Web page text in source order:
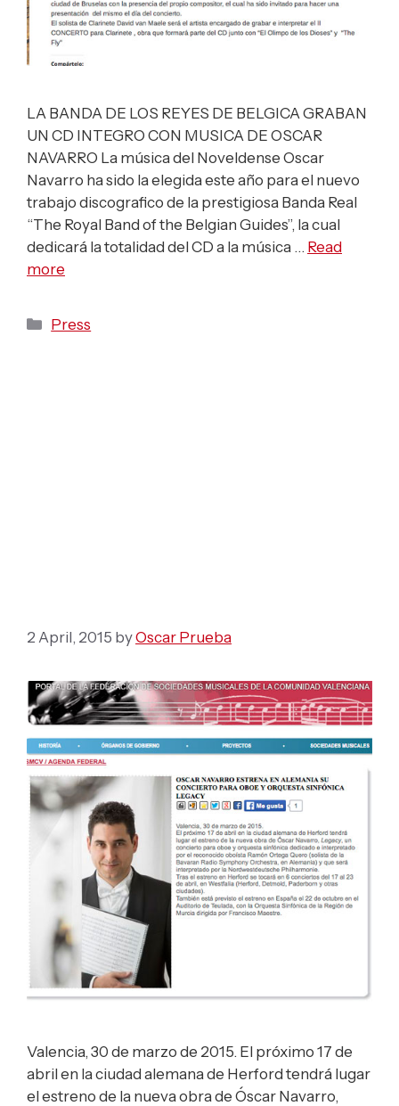
LA BANDA DE LOS REYES DE BELGICA GRABAN
UN CD INTEGRO CON MUSICA DE OSCAR
NAVARRO La música del Noveldense Oscar
Navarro ha sido la elegida este año para el nuevo
trabajo discografico de la prestigiosa Banda Real
“The Royal Band of the Belgian Guides”, la cual
dedicará la totalidad del CD a la música … Read
more
Categories
Press
2 April, 2015 byOscar Prueba
Valencia, 30 de marzo de 2015. El próximo 17 de
abril en la ciudad alemana de Herford tendrá lugar
el estreno de la nueva obra de Óscar Navarro,